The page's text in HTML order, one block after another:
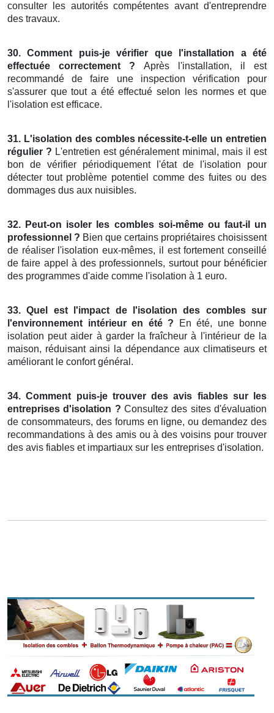
consulter les autorités compétentes avant d'entreprendre
des travaux.
30. Comment puis-je vérifier que l'installation a été
effectuée correctement ? Après l'installation, il est
recommandé de faire une inspection vérification pour
s'assurer que tout a été effectué selon les normes et que
l'isolation est efficace.
31. L'isolation des combles nécessite-t-elle un entretien
régulier ? L'entretien est généralement minimal, mais il est
bon de vérifier périodiquement l'état de l'isolation pour
détecter tout problème potentiel comme des fuites ou des
dommages dus aux nuisibles.
32. Peut-on isoler les combles soi-même ou faut-il un
professionnel ? Bien que certains propriétaires choisissent
de réaliser l'isolation eux-mêmes, il est fortement conseillé
de faire appel à des professionnels, surtout pour bénéficier
des programmes d'aide comme l'isolation à 1 euro.
33. Quel est l'impact de l'isolation des combles sur
l'environnement intérieur en été ? En été, une bonne
isolation peut aider à garder la fraîcheur à l'intérieur de la
maison, réduisant ainsi la dépendance aux climatiseurs et
améliorant le confort général.
34. Comment puis-je trouver des avis fiables sur les
entreprises d'isolation ? Consultez des sites d'évaluation
de consommateurs, des forums en ligne, ou demandez des
recommandations à des amis ou à des voisins pour trouver
des avis fiables et impartiaux sur les entreprises d'isolation.